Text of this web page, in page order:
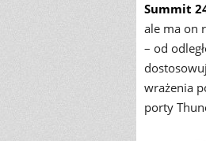
Summit
ale ma on
– od
wrażenia
porty